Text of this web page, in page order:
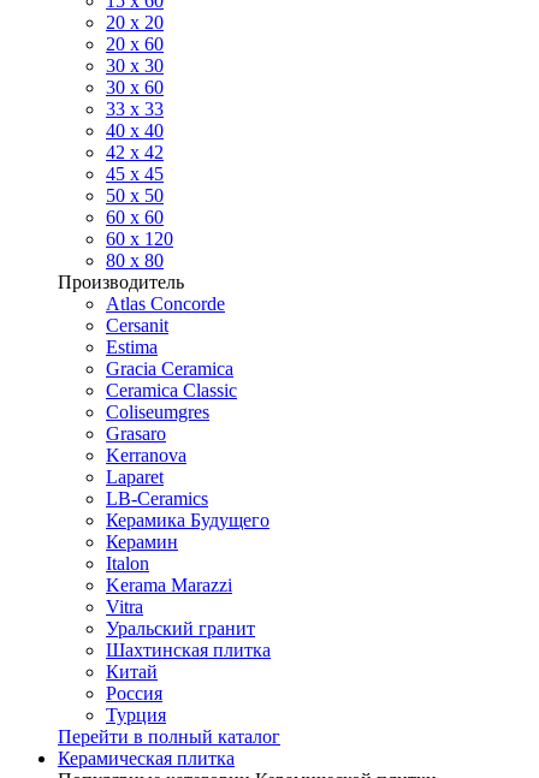
20 х 20
20 x 60
30 х 30
30 x 60
33 x 33
40 х 40
42 x 42
45 x 45
50 x 50
60 х 60
60 x 120
80 x 80
Производитель
Atlas Concorde
Cersanit
Estima
Gracia Ceramica
Ceramica Classic
Coliseumgres
Grasaro
Kerranova
Laparet
LB-Ceramics
Керамика Будущего
Керамин
Italon
Kerama Marazzi
Vitra
Уральский гранит
Шахтинская плитка
Китай
Россия
Турция
Перейти в полный каталог
Керамическая плитка